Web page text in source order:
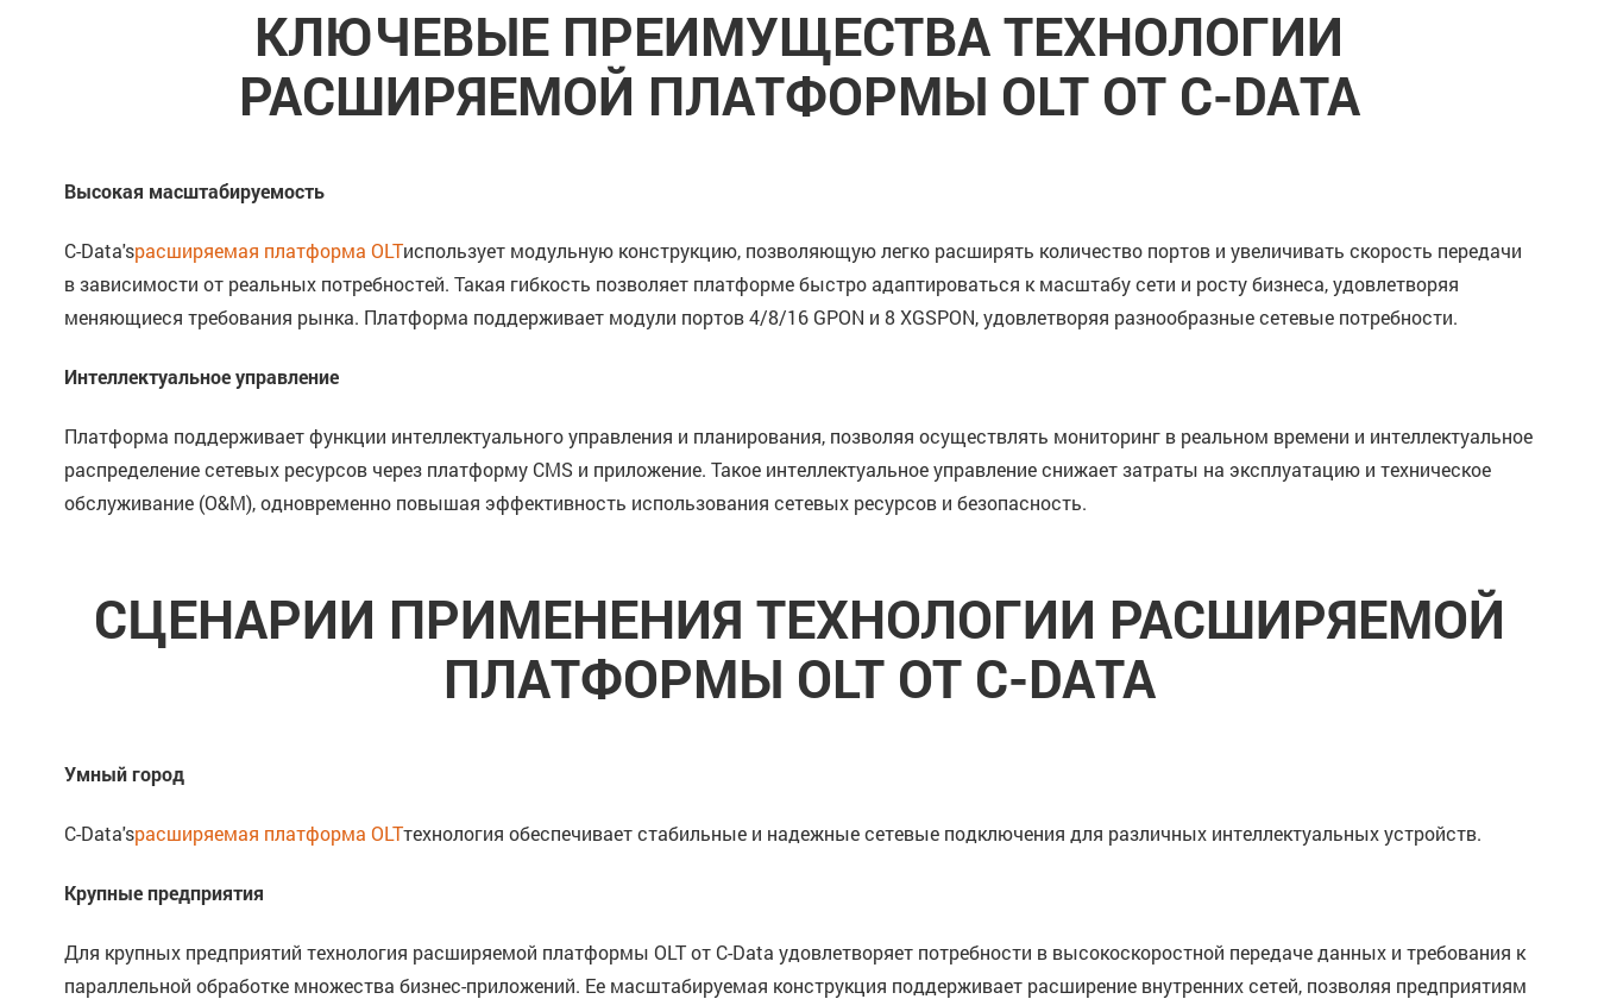
КЛЮЧЕВЫЕ ПРЕИМУЩЕСТВА ТЕХНОЛОГИИ
РАСШИРЯЕМОЙ ПЛАТФОРМЫ OLT ОТ C-DATA
Высокая масштабируемость
C-Data'sрасширяемая платформа OLTиспользует модульную конструкцию, позволяющую легко расширять количество портов и увеличивать скорость передачи
в зависимости от реальных потребностей. Такая гибкость позволяет платформе быстро адаптироваться к масштабу сети и росту бизнеса, удовлетворяя
меняющиеся требования рынка. Платформа поддерживает модули портов 4/8/16 GPON и 8 XGSPON, удовлетворяя разнообразные сетевые потребности.
Интеллектуальное управление
Платформа поддерживает функции интеллектуального управления и планирования, позволяя осуществлять мониторинг в реальном времени и интеллектуальное
распределение сетевых ресурсов через платформу CMS и приложение. Такое интеллектуальное управление снижает затраты на эксплуатацию и техническое
обслуживание (O&M), одновременно повышая эффективность использования сетевых ресурсов и безопасность.
СЦЕНАРИИ ПРИМЕНЕНИЯ ТЕХНОЛОГИИ РАСШИРЯЕМОЙ
ПЛАТФОРМЫ OLT ОТ C-DATA
Умный город
C-Data'sрасширяемая платформа OLTтехнология обеспечивает стабильные и надежные сетевые подключения для различных интеллектуальных устройств.
Крупные предприятия
Для крупных предприятий технология расширяемой платформы OLT от C-Data удовлетворяет потребности в высокоскоростной передаче данных и требования к
параллельной обработке множества бизнес-приложений. Ее масштабируемая конструкция поддерживает расширение внутренних сетей, позволяя предприятиям